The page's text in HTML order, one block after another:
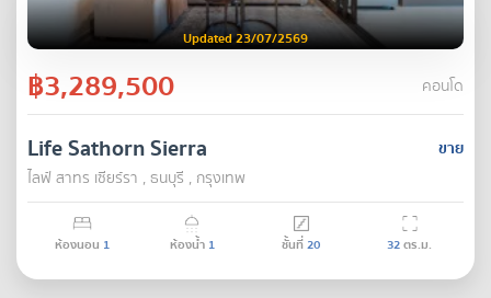
Updated 23/07/2569
฿3,289,500 คอนโด
ขาย
Life Sathorn Sierra
ไลฟ์ สาทร เซียร์รา , ธนบุรี , กรุงเทพ
ห้องนอน 1 ห้องน้ำ 1 ชั้นที่20 32ตร.ม.